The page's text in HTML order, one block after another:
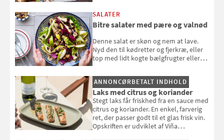
SALATER
Bitre salater med pære og valnød
Denne salat er skøn og nem at lave.
Nyd den til kødretter og fjerkræ, eller
top med lidt kogte bælgfrugter eller
selvstændigt måltid. Opskriften er fra
Louisa Lorangs kogebog "Salat".
ANNONCØRBETALT INDHOLD
Laks med citrus og koriander
Stegt laks får friskhed fra en sauce med
citrus og koriander. En enkel, farverig
ret, der passer godt til et glas frisk vin.
Opskriften er udviklet af Viña